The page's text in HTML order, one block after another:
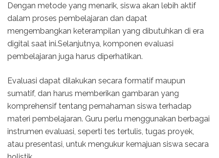
Dengan metode yang menarik, siswa akan lebih aktif
dalam proses pembelajaran dan dapat
mengembangkan keterampilan yang dibutuhkan di era
digital saat ini.Selanjutnya, komponen evaluasi
pembelajaran juga harus diperhatikan.
Evaluasi dapat dilakukan secara formatif maupun
sumatif, dan harus memberikan gambaran yang
komprehensif tentang pemahaman siswa terhadap
materi pembelajaran. Guru perlu menggunakan berbagai
instrumen evaluasi, seperti tes tertulis, tugas proyek,
atau presentasi, untuk mengukur kemajuan siswa secara